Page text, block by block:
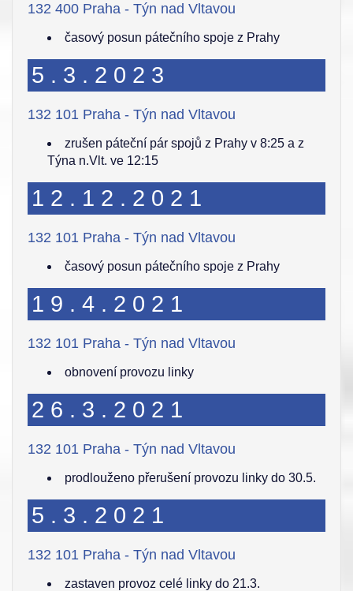
132 400 Praha - Týn nad Vltavou
časový posun pátečního spoje z Prahy
5.3.2023
132 101 Praha - Týn nad Vltavou
zrušen páteční pár spojů z Prahy v 8:25 a z
Týna n.Vlt. ve 12:15
12.12.2021
132 101 Praha - Týn nad Vltavou
časový posun pátečního spoje z Prahy
19.4.2021
132 101 Praha - Týn nad Vltavou
obnovení provozu linky
26.3.2021
132 101 Praha - Týn nad Vltavou
prodlouženo přerušení provozu linky do 30.5.
5.3.2021
132 101 Praha - Týn nad Vltavou
zastaven provoz celé linky do 21.3.